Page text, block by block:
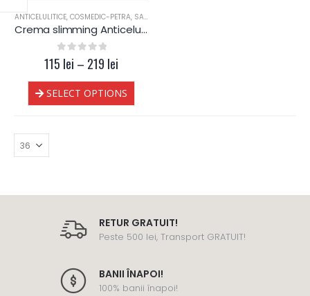
ANTICELULITICE, COSMEDIC-PETRA, SALOANE
Crema slimming Anticelulitica – CosMedic
0 out of 5
115 lei – 219 lei
SELECT OPTIONS
RETUR GRATUIT!
Peste 500 lei, Transport GRATUIT!
BANII ÎNAPOI!
100% banii înapoi!